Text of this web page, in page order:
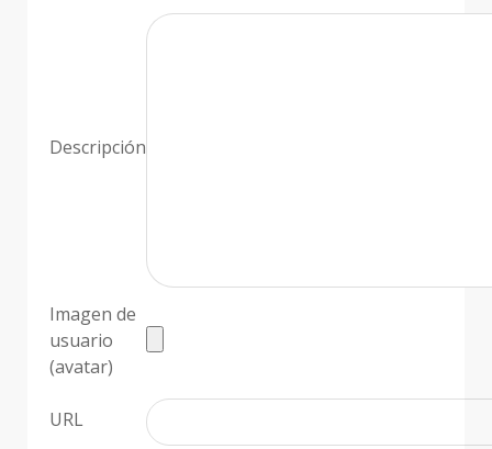
Descripción
Imagen de
usuario
(avatar)
URL